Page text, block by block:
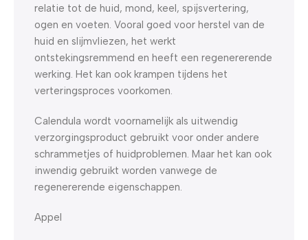
relatie tot de huid, mond, keel, spijsvertering,
ogen en voeten. Vooral goed voor herstel van de
huid en slijmvliezen, het werkt
ontstekingsremmend en heeft een regenererende
werking. Het kan ook krampen tijdens het
verteringsproces voorkomen.
Calendula wordt voornamelijk als uitwendig
verzorgingsproduct gebruikt voor onder andere
schrammetjes of huidproblemen. Maar het kan ook
inwendig gebruikt worden vanwege de
regenererende eigenschappen.
Appel